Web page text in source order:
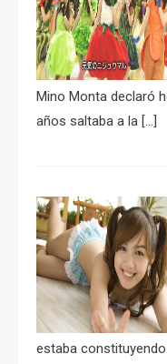
Mino Monta declaró
años saltaba a la […]
estaba